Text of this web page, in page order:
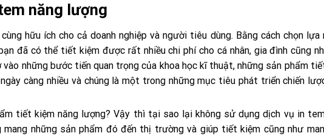
năng lượng
hữu ích cho cả doanh nghiệp và người tiêu dùng. Bằng cách chọn lựa
đã có thể tiết kiệm được rất nhiều chi phí cho cá nhân, gia đình cũng
vào những bước tiến quan trọng của khoa học kĩ thuật, những sản phẩm
càng nhiều và chúng là một trong những mục tiêu phát triển chiến
tiết kiệm năng lượng? Vậy thì tại sao lại không sử dụng dịch vụ in
mang những sản phẩm đó đến thị trường và giúp tiết kiệm cũng như